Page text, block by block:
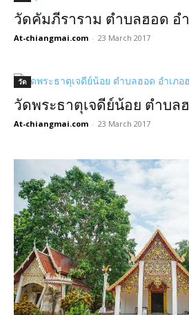
วัดคัมภีราราม ตำบลฮอด อ
At-chiangmai.com - 23 March 2017
วัด
วัดพระธาตุเจดีย์น้อย ตำบล
At-chiangmai.com - 23 March 2017